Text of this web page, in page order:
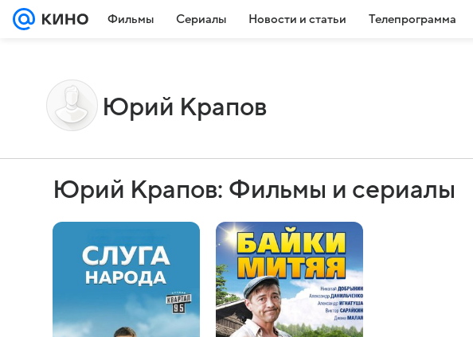
Фильмы Сериалы Новости и статьи Телепрограмма
Юрий Крапов
Юрий Крапов: Фильмы и сериалы